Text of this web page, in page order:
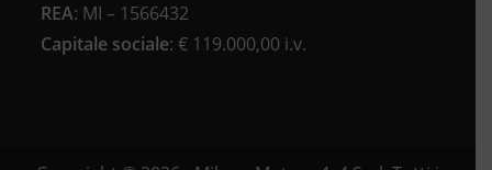
REA: MI – 1566432
Capitale sociale: € 119.000,00 i.v.